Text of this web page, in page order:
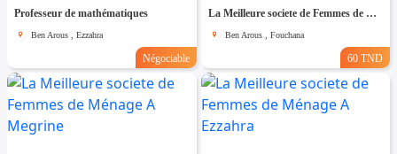
Professeur de mathématiques
Ben Arous , Ezzahra
Négociable
La Meilleure societe de Femmes de Ménage A Fouchana
Ben Arous , Fouchana
60 TND